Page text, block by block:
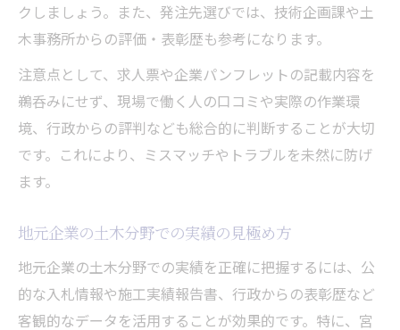
クしましょう。また、発注先選びでは、技術企画課や土
木事務所からの評価・表彰歴も参考になります。
注意点として、求人票や企業パンフレットの記載内容を
鵜呑みにせず、現場で働く人の口コミや実際の作業環
境、行政からの評判なども総合的に判断することが大切
です。これにより、ミスマッチやトラブルを未然に防げ
ます。
地元企業の土木分野での実績の見極め方
地元企業の土木分野での実績を正確に把握するには、公
的な入札情報や施工実績報告書、行政からの表彰歴など
客観的なデータを活用することが効果的です。特に、宮